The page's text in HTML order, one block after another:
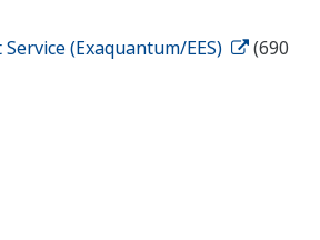
(Exaquantum/EES)
(690